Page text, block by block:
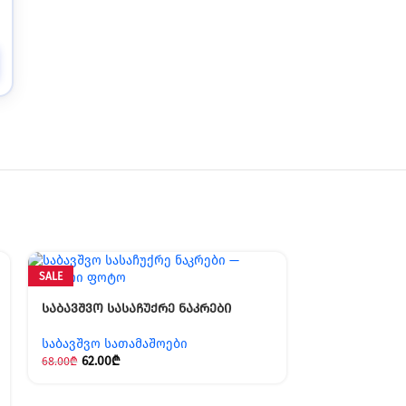
SALE
საბავშვო სასაჩუქრე ნაკრები
საბავშვო სათამაშოები
68.00₾ 62.00₾